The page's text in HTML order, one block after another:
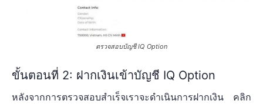
ตรวจสอบบัญชี IQ Option
ขั้นตอนที่ 2: ฝากเงินเข้าบัญชี IQ Option
หลังจากการตรวจสอบสำเร็จเราจะดำเนินการฝากเงิน คลิก